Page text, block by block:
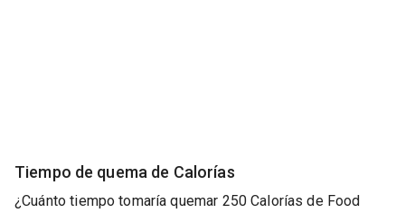
Tiempo de quema de Calorías
¿Cuánto tiempo tomaría quemar 250 Calorías de Food